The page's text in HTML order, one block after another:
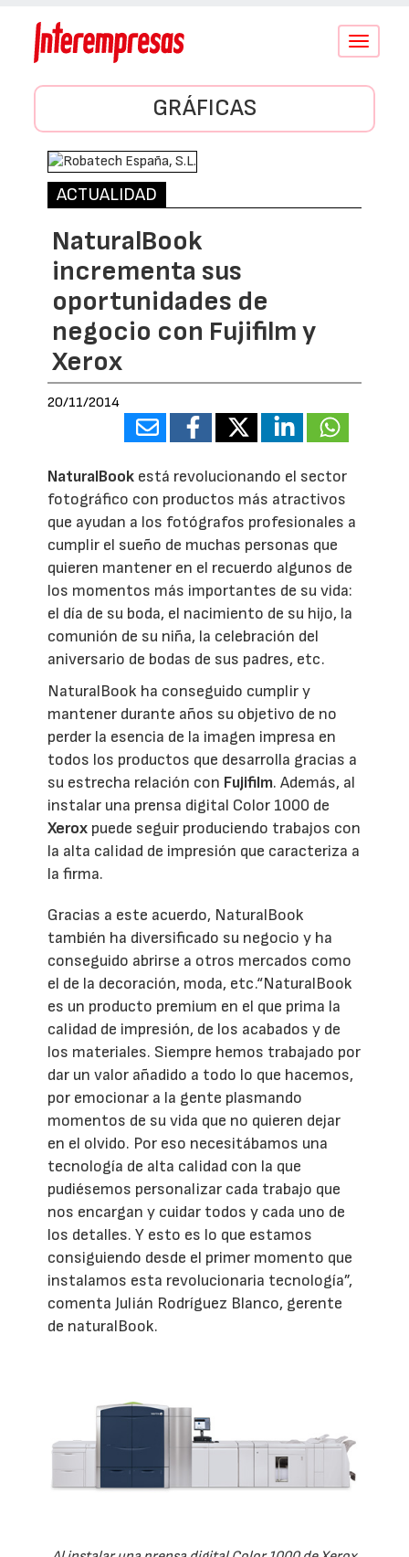
Conmutar
GRÁFICAS
ACTUALIDAD
NaturalBook
incrementa sus
oportunidades de
negocio con Fujifilm y
Xerox
20/11/2014
NaturalBook está revolucionando el sector
fotográfico con productos más atractivos
que ayudan a los fotógrafos profesionales a
cumplir el sueño de muchas personas que
quieren mantener en el recuerdo algunos de
los momentos más importantes de su vida:
el día de su boda, el nacimiento de su hijo, la
comunión de su niña, la celebración del
aniversario de bodas de sus padres, etc.
NaturalBook ha conseguido cumplir y
mantener durante años su objetivo de no
perder la esencia de la imagen impresa en
todos los productos que desarrolla gracias a
su estrecha relación con Fujifilm. Además, al
instalar una prensa digital Color 1000 de
Xerox puede seguir produciendo trabajos con
la alta calidad de impresión que caracteriza a
la firma.
Gracias a este acuerdo, NaturalBook
también ha diversificado su negocio y ha
conseguido abrirse a otros mercados como
el de la decoración, moda, etc.“NaturalBook
es un producto premium en el que prima la
calidad de impresión, de los acabados y de
los materiales. Siempre hemos trabajado por
dar un valor añadido a todo lo que hacemos,
por emocionar a la gente plasmando
momentos de su vida que no quieren dejar
en el olvido. Por eso necesitábamos una
tecnología de alta calidad con la que
pudiésemos personalizar cada trabajo que
nos encargan y cuidar todos y cada uno de
los detalles. Y esto es lo que estamos
consiguiendo desde el primer momento que
instalamos esta revolucionaria tecnología”,
comenta Julián Rodríguez Blanco, gerente
de naturalBook.